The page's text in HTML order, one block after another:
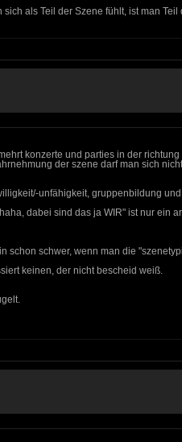
als Teil der Szene fühlt, ist man
konzerte und parties in der richtung
der szene darf man sich
unfähigkeit, gruppenbildung
dabei sind das ja WIR" ist nur ein
schon schwer, wenn man die
keinen, der nicht bescheid weiß.